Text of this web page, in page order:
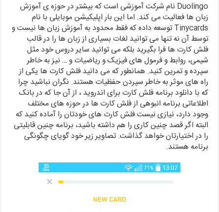
Duolingo نام شرکت آموزشی است که بیشتر در حوزه ی آموزش
زبان ها فعالیت می کند. اما این بار اپلیکیشن موبایلی با نام
Tinycards توسعه داده که فقط محدود به آموزش زبان ها نیست و
توسط آن نه تنها می توانید لغات بسیاری از زبان ها را در قالب
فلش کارت ها فرا بگیرید بلکه می توانید سایر دروس خود مثل
شیمی، روابط و فرمول های فیزیک و ریاضیات و … نیز به خاطر
سپرده و تمرین کنید. همانطور که می دانید فلش کارت ها یکی از
راه های موثر به خاطر سپردن حفظیات هستند. نگران نباشید چرا
که با دانلود برنامه فلش کارت برای اندروید ، از آن جا که در بانک
اطلاعاتی برنامه انبوهی از فلش کارت ها در حوزه های مختلف
وجود دارد، نیازی نیست فلش کارت های خودتان را آماده کنید که
البته اگر قصد چنین کاری را هم داشته باشید، برنامه چنین قابلیتی
را در اختیارتان خواهد گذاشت. تصاویر زیر خود گویای چگونگی
برنامه هستند.